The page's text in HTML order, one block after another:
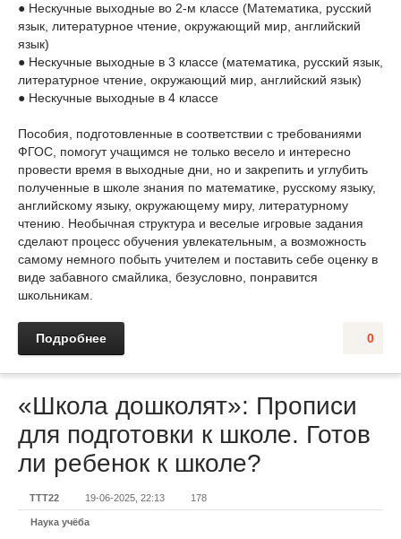
● Нескучные выходные во 2-м классе (Математика, русский
язык, литературное чтение, окружающий мир, английский
язык)
● Нескучные выходные в 3 классе (математика, русский язык,
литературное чтение, окружающий мир, английский язык)
● Нескучные выходные в 4 классе
Пособия, подготовленные в соответствии с требованиями
ФГОС, помогут учащимся не только весело и интересно
провести время в выходные дни, но и закрепить и углубить
полученные в школе знания по математике, русскому языку,
английскому языку, окружающему миру, литературному
чтению. Необычная структура и веселые игровые задания
сделают процесс обучения увлекательным, а возможность
самому немного побыть учителем и поставить себе оценку в
виде забавного смайлика, безусловно, понравится
школьникам.
0
Подробнее
«Школа дошколят»: Прописи
для подготовки к школе. Готов
ли ребенок к школе?
TTT22 19-06-2025, 22:13 178
Наука учёба